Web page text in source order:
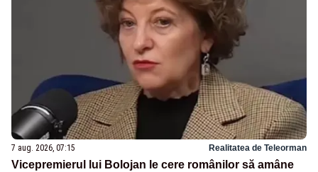
7 aug. 2026, 07:15 Realitatea de Teleorman
Vicepremierul lui Bolojan le cere românilor să amâne